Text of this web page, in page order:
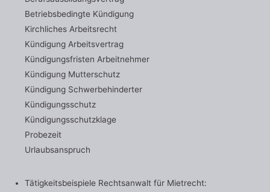
Betriebsbedingte Kündigung
Kirchliches Arbeitsrecht
Kündigung Arbeitsvertrag
Kündigungsfristen Arbeitnehmer
Kündigung Mutterschutz
Kündigung Schwerbehinderter
Kündigungsschutz
Kündigungsschutzklage
Probezeit
Urlaubsanspruch
Tätigkeitsbeispiele Rechtsanwalt für Mietrecht: